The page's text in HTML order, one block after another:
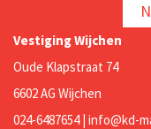
Vestiging Wijchen
Oude Klapstraat 74
6602 AG Wijchen
024-6487654 | info@kd-